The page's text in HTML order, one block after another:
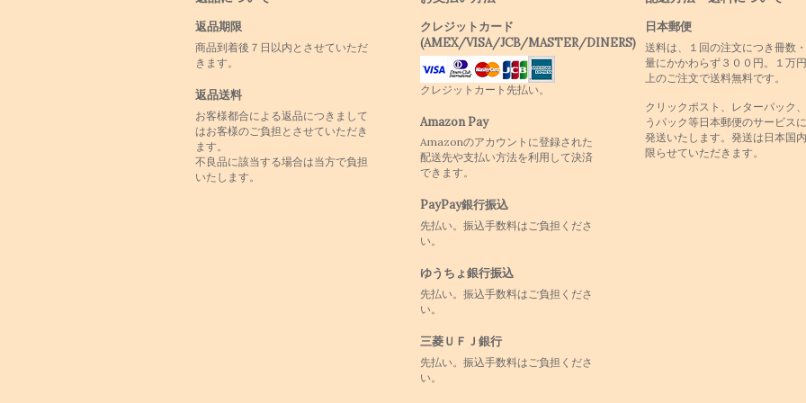
返品期限
商品到着後７日以内とさせていただ
きます。
返品送料
お客様都合による返品につきまして
はお客様のご負担とさせていただき
ます。
不良品に該当する場合は当方で負担
いたします。
クレジットカード
(AMEX/VISA/JCB/MASTER/DINERS)
クレジットカート先払い。
Amazon Pay
Amazonのアカウントに登録された
配送先や支払い方法を利用して決済
できます。
PayPay銀行振込
先払い。振込手数料はご負担くださ
い。
ゆうちょ銀行振込
先払い。振込手数料はご負担くださ
い。
三菱ＵＦＪ銀行
先払い。振込手数料はご負担くださ
い。
日本郵便
送料は、１回の注文につき冊数
量にかかわらず３００円。１万
上のご注文で送料無料です。
クリックポスト、レターパック
うパック等日本郵便のサービス
発送いたします。発送は日本国
限らせていただきます。